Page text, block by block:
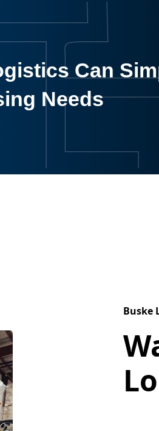
Can
Needs
Buske